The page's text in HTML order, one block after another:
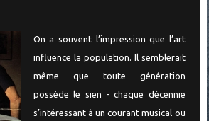
On a souvent l’impression que l’art
influence la population. Il semblerait
même que toute génération
possède le sien - chaque décennie
s’intéressant à un courant musical ou